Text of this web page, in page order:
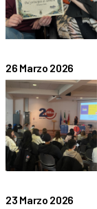
26 Marzo 2026
23 Marzo 2026